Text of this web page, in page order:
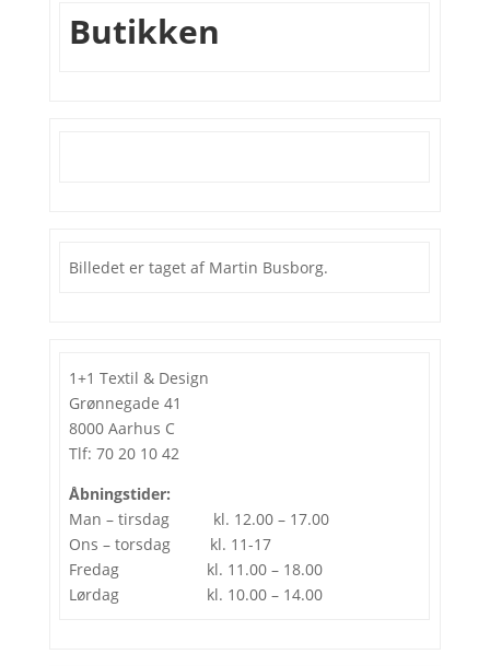
Butikken
Billedet er taget af Martin Busborg.
1+1 Textil & Design
Grønnegade 41
8000 Aarhus C
Tlf: 70 20 10 42
Åbningstider:
Man – tirsdag kl. 12.00 – 17.00
Ons – torsdag kl. 11-17
Fredag kl. 11.00 – 18.00
Lørdag kl. 10.00 – 14.00